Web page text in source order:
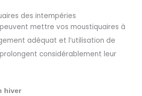
des intempéries
mettre vos moustiquaires à
adéquat et l’utilisation de
considérablement leur
hiver